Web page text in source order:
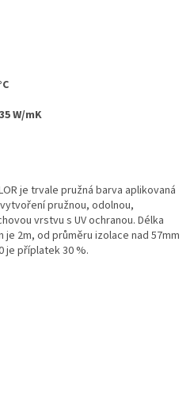
W/mK
je trvale pružná barva aplikovaná
pružnou, odolnou,
vrstvu s UV ochranou. Délka
2m, od průměru izolace nad 57mm
je příplatek 30 %.